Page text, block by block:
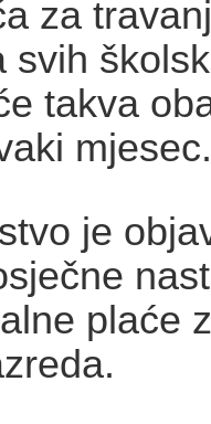
za travanj
svih
takva
mjesec.
je
plaće